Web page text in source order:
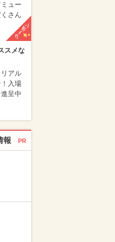
ュー
さん
クーポン
スメな
アル
入場
呈中
報 PR